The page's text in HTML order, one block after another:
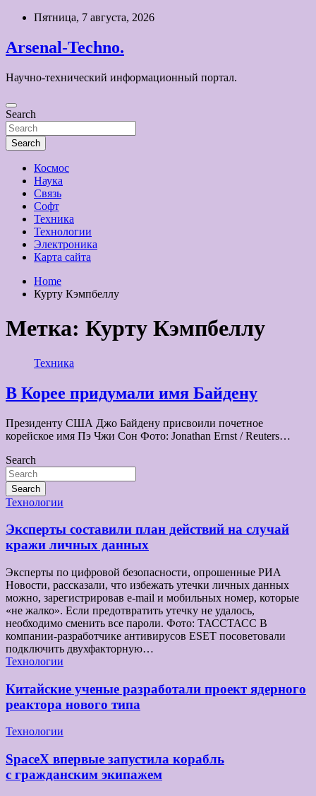
Skip
content
Пятница, 7 августа, 2026
Arsenal-Techno.
Научно-технический информационный портал.
Search
Search
Космос
Наука
Связь
Софт
Техника
Технологии
Электроника
Карта сайта
Home
Курту Кэмпбеллу
Метка: Курту Кэмпбеллу
Техника
В Корее придумали имя Байдену
Президенту США Джо Байдену присвоили почетное
корейское имя Пэ Чжи Сон Фото: Jonathan Ernst / Reuters…
Search
Search
Технологии
Эксперты составили план действий на случай
кражи личных данных
Эксперты по цифровой безопасности, опрошенные РИА
Новости, рассказали, что избежать утечки личных данных
можно, зарегистрировав e-mail и мобильных номер, которые
«не жалко». Если предотвратить утечку не удалось,
необходимо сменить все пароли. Фото: ТАССТАСС В
компании-разработчике антивирусов ESET посоветовали
подключить двухфакторную…
Технологии
Китайские ученые разработали проект ядерного
реактора нового типа
Технологии
SpaceX впервые запустила корабль
с гражданским экипажем